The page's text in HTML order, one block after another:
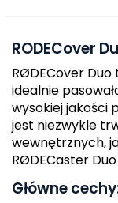
RODECover
RØDECover
idealnie
wysokiej jakości
jest niezwykle
wewnętrznych,
RØDECaster
Główne